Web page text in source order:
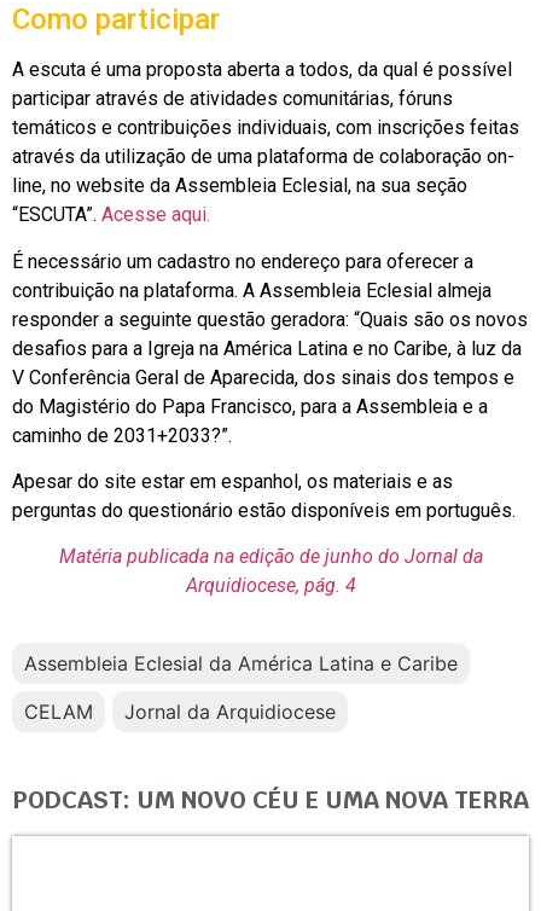
Como participar
A escuta é uma proposta aberta a todos, da qual é possível
participar através de atividades comunitárias, fóruns
temáticos e contribuições individuais, com inscrições feitas
através da utilização de uma plataforma de colaboração on-
line, no website da Assembleia Eclesial, na sua seção
“ESCUTA”. Acesse aqui.
É necessário um cadastro no endereço para oferecer a
contribuição na plataforma. A Assembleia Eclesial almeja
responder a seguinte questão geradora: “Quais são os novos
desafios para a Igreja na América Latina e no Caribe, à luz da
V Conferência Geral de Aparecida, dos sinais dos tempos e
do Magistério do Papa Francisco, para a Assembleia e a
caminho de 2031+2033?”.
Apesar do site estar em espanhol, os materiais e as
perguntas do questionário estão disponíveis em português.
Matéria publicada na edição de junho do Jornal da
Arquidiocese, pág. 4
Assembleia Eclesial da América Latina e Caribe
CELAM
Jornal da Arquidiocese
PODCAST: UM NOVO CÉU E UMA NOVA TERRA